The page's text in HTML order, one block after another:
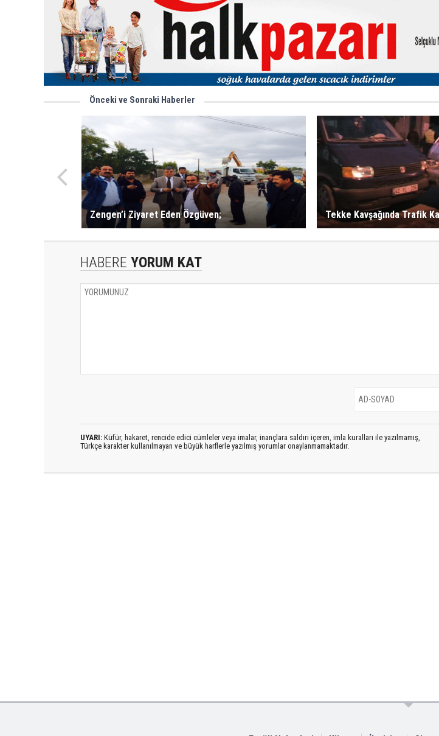
Önceki ve Sonraki Haberler
Zengen’i Ziyaret Eden Özgüven; Tekke Kavşağında Trafik
HABERE YORUM KAT
UYARI: Küfür, hakaret, rencide edici cümleler veya imalar, inançlara saldırı içeren, imla kuralları ile yazılmamış,
Türkçe karakter kullanılmayan ve büyük harflerle yazılmış yorumlar onaylanmamaktadır.